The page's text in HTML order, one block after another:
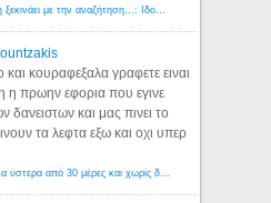
Λόγιος Ερμής | Η γνώση ξεκινάει με την αναζήτηση...: Ιδού οι 18 που χρωστούν 11 δις ευρώ!
και κουραφεξαλα γραφετε ειναι
η πρωην εφορια που εγινε
δανειστων και μας πινει το
τα λεφτα εξω και οχι υπερ
Εφορία: Κατάσχονται όλα ύστερα από 30 μέρες και χωρίς δικαστικές αποφάσεις - Λόγιος Ερμής